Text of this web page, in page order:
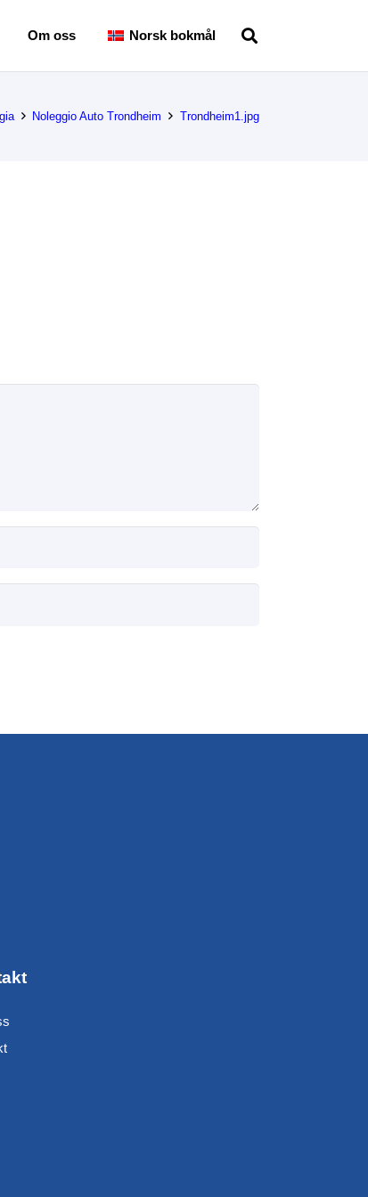
Om oss Norsk bokmål
Noleggio Auto Trondheim Trondheim1.jpg